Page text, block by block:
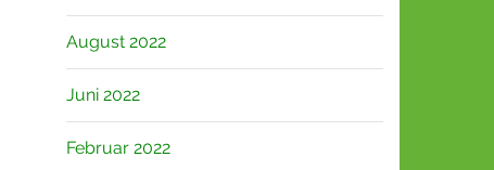
August 2022
Juni 2022
Februar 2022